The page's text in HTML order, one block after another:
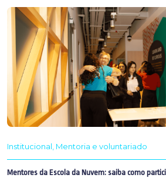
Institucional Mentoria e voluntariado
Mentores da Escola da Nuvem: saiba como